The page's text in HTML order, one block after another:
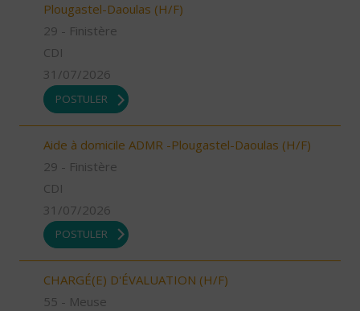
Plougastel-Daoulas (H/F)
29 - Finistère
CDI
31/07/2026
POSTULER
Aide à domicile ADMR -Plougastel-Daoulas (H/F)
29 - Finistère
CDI
31/07/2026
POSTULER
CHARGÉ(E) D'ÉVALUATION (H/F)
55 - Meuse